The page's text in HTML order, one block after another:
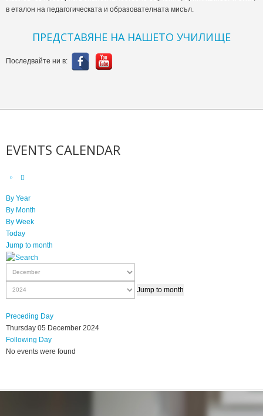
в еталон на педагогическата и образователната мисъл.
ПРЕДСТАВЯНЕ НА НАШЕТО УЧИЛИЩЕ
Последвайте ни в:
EVENTS CALENDAR
By Year
By Month
By Week
Today
Jump to month
Jump to month
Preceding Day
Thursday 05 December 2024
Following Day
No events were found